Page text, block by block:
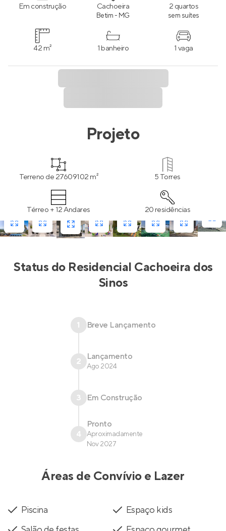
Em construção Cachoeira
Betim - MG
2 quartos
sem suítes
42 m² 1 banheiro 1 vaga
Projeto
Terreno de 27609102 m² 5 Torres
Térreo + 12 Andares 20 residências
Status do Residencial Cachoeira dos
Sinos
1 Breve Lançamento
2 Lançamento
Ago 2024
3 Em Construção
4
Pronto
Aproximadamente
Nov 2027
Áreas de Convívio e Lazer
Piscina
Espaço kids